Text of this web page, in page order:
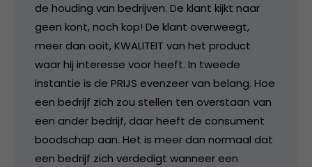
de houding van bedrijven. De klant kijkt naar
geen kont, noch kop! De klant overweegt,
meer dan ooit, KWALITEIT van het product
waar hij interesse voor heeft. In tweede
instantie is de PRIJS evenzeer van belang. Hoe
een bedrijf zich zou stellen ten overstaan van
een ander bedrijf, daar heeft de consument
boodschap aan. Het is meer dan normaal dat
een bedrijf zich verdedigt wanneer een